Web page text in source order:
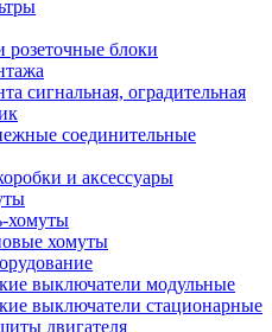
розеточные блоки
сигнальная, оградительная
соединительные
и аксессуары
хомуты
хомуты
выключатели модульные
выключатели стационарные
двигателя